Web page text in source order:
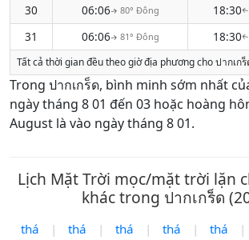
30
06:06↑ 80° Đông 18:30↑
31
06:06↑ 81° Đông 18:30↑
Tất cả thời gian đều theo giờ địa phương cho ปากเ
Trong ปากเกร็ด, bình minh sớm nhất
ngày tháng 8 01 đến 03 hoặc hoàng
August là vào ngày tháng 8 01.
Lịch Mặt Trời mọc/mặt trời lặn
khác trong ปากเกร็ด
thá | thá | thá | thá | thá |